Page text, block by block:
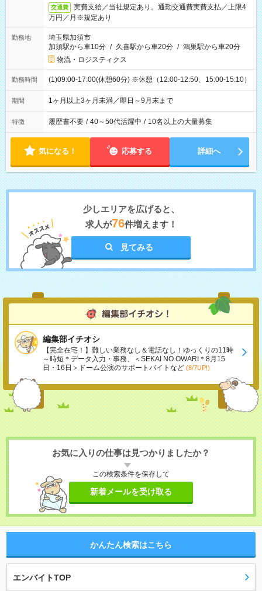
交通費
実費支給／当社規定あり。通勤交通費実費支払／上限4
万円／月※規定あり
勤務地
埼玉県加須市
加須駅から車10分 / 久喜駅から車20分 / 鴻巣駅から車20分
物流・ロジスティクス
勤務時間 (1)09:00-17:00(休憩60分) ※休憩（12:00-12:50、15:00-15:10）
期間 1ヶ月以上3ヶ月未満／即日～9月末まで
特徴 履歴書不要 / 40～50代活躍中 / 10名以上の大量募集
気になる！ 応募する 詳細へ
少しエリアを広げると、
求人が76件増えます！
見てみる
編集部イチオシ
【完全在宅！】難しい業務なし＆電話なし！ゆっくりの11時
～時短＊データ入力・事務、＜SEKAI NO OWARI＊8月15
日・16日＞ドーム公演のサポートバイトなど (8/7UP!)
お気に入りの仕事は見つかりましたか？
この検索条件を保存して
新着メールを受け取る
かんたん検索はこちら
エンバイトTOP